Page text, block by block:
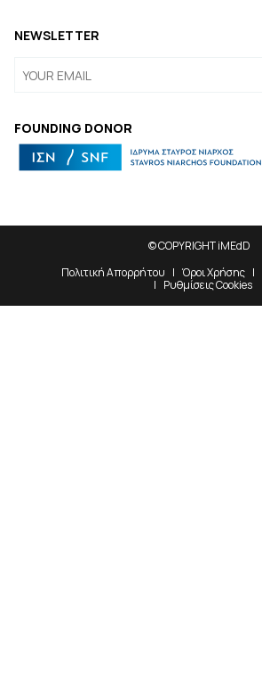
FOUNDING DONOR
NEWSLETTER
© COPYRIGHT iMEdD
Πολιτική Απορρήτου
Όροι Χρήσης
Ρυθμίσεις Cookies